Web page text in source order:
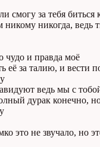
смогу за тебя биться
никому никогда, ведь
чудо и правда моё
её за талию, и вести
ведь мы с
дурак конечно,
это не звучало, но